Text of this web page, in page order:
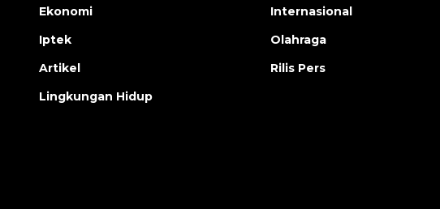
Ekonomi
Iptek
Artikel
Lingkungan Hidup
Internasional
Olahraga
Rilis Pers